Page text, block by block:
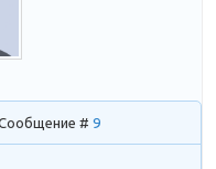
Сообщение #9